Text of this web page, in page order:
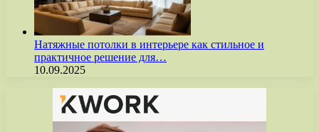
Натяжные потолки в интерьере как стильное и
практичное решение для…
10.09.2025